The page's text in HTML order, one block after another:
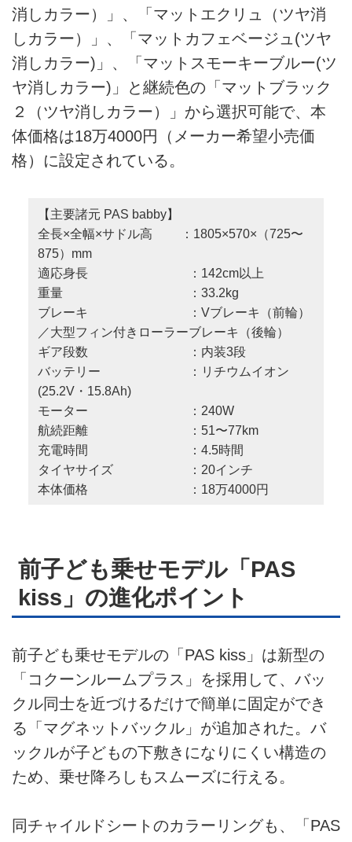
消しカラー）」、「マットエクリュ（ツヤ消
しカラー）」、「マットカフェベージュ(ツヤ
消しカラー)」、「マットスモーキーブルー(ツ
ヤ消しカラー)」と継続色の「マットブラック
２（ツヤ消しカラー）」から選択可能で、本
体価格は18万4000円（メーカー希望小売価
格）に設定されている。
【主要諸元 PAS babby】
全長×全幅×サドル高 ：1805×570×（725〜
875）mm
適応身長 ：142cm以上
重量 ：33.2kg
ブレーキ ：Vブレーキ（前輪）
／大型フィン付きローラーブレーキ（後輪）
ギア段数 ：内装3段
バッテリー ：リチウムイオン
(25.2V・15.8Ah)
モーター ：240W
航続距離 ：51〜77km
充電時間 ：4.5時間
タイヤサイズ ：20インチ
本体価格 ：18万4000円
前子ども乗せモデル「PAS
kiss」の進化ポイント
前子ども乗せモデルの「PAS kiss」は新型の
「コクーンルームプラス」を採用して、バッ
クル同士を近づけるだけで簡単に固定ができ
る「マグネットバックル」が追加された。バ
ックルが子どもの下敷きになりにくい構造の
ため、乗せ降ろしもスムーズに行える。
同チャイルドシートのカラーリングも、「PAS